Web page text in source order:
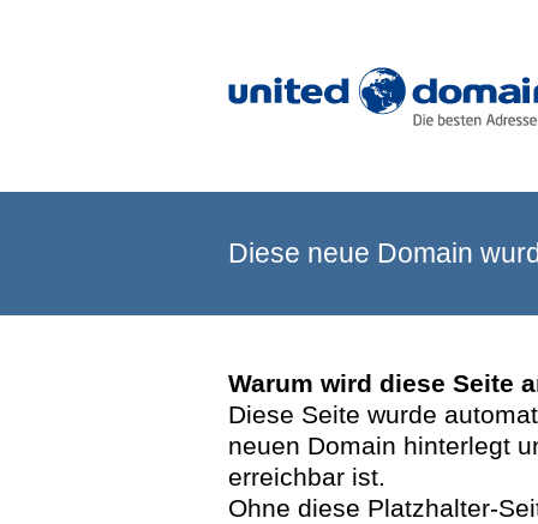
Diese neue Domain
Warum wird diese Seite
Diese Seite wurde
neuen Domain hinterlegt
erreichbar ist.
Ohne diese Platzhalter-